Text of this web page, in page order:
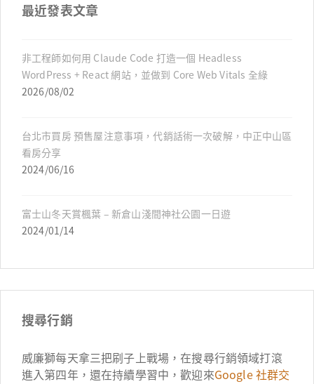
最近發表文章
非工程師如何用 Claude Code 打造一個 Headless
WordPress + React 網站，並做到 Core Web Vitals 全綠
2026/08/02
台北市買房 預售屋注意事項，代銷話術一次破解，中正中山區
看房分享
2024/06/16
富士山冬天賞楓葉 – 新倉山淺間神社公園一日遊
2024/01/14
搜尋行銷
威廉獅每天拿三把刷子上戰場，在搜尋行銷領域打滾
進入第四年，還在持續學習中，歡迎來Google 社群交